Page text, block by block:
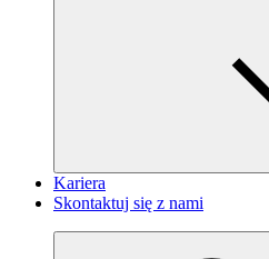
Kariera
Skontaktuj się z nami